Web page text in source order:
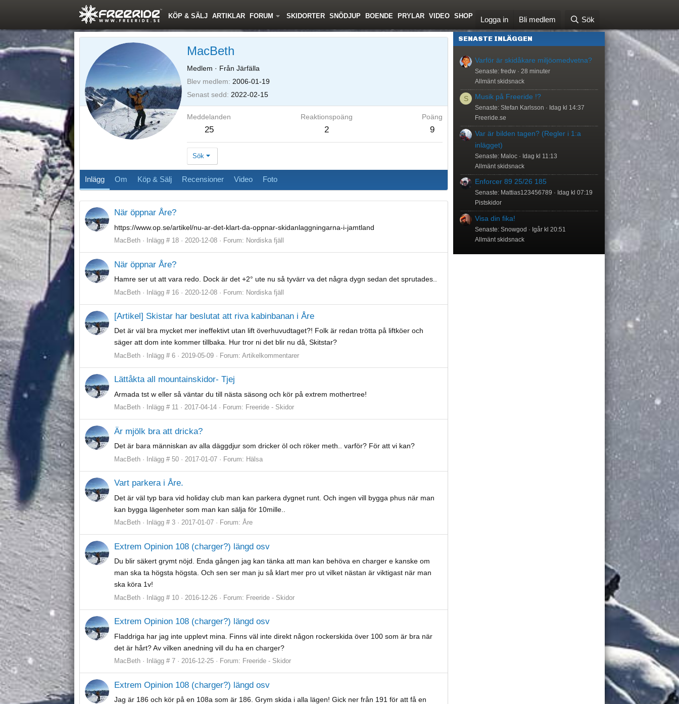
KÖP & SÄLJ ARTIKLAR FORUM SKIDORTER SNÖDJUP BOENDE PRYLAR VIDEO SHOP Logga in Bli medlem Sök
MacBeth
Medlem · Från Järfälla
Blev medlem
2006-01-19
Senast sedd
2022-02-15
Meddelanden
25
Reaktionspoäng
2
Poäng
9
Sök
Inlägg Om Köp & Sälj Recensioner Video Foto
När öppnar Åre?
https://www.op.se/artikel/nu-ar-det-klart-da-oppnar-skidanlaggningarna-i-jamtland
MacBeth Inlägg # 18 2020-12-08 Forum: Nordiska fjäll
När öppnar Åre?
Hamre ser ut att vara redo. Dock är det +2° ute nu så tyvärr va det några dygn sedan det sprutades..
MacBeth Inlägg # 16 2020-12-08 Forum: Nordiska fjäll
[Artikel] Skistar har beslutat att riva kabinbanan i Åre
Det är väl bra mycket mer ineffektivt utan lift överhuvudtaget?! Folk är redan trötta på liftköer och
säger att dom inte kommer tillbaka. Hur tror ni det blir nu då, Skitstar?
MacBeth Inlägg # 6 2019-05-09 Forum: Artikelkommentarer
Lättåkta all mountainskidor- Tjej
Armada tst w eller så väntar du till nästa säsong och kör på extrem mothertree!
MacBeth Inlägg # 11 2017-04-14 Forum: Freeride - Skidor
Är mjölk bra att dricka?
Det är bara människan av alla däggdjur som dricker öl och röker meth.. varför? För att vi kan?
MacBeth Inlägg # 50 2017-01-07 Forum: Hälsa
Vart parkera i Åre.
Det är väl typ bara vid holiday club man kan parkera dygnet runt. Och ingen vill bygga phus när man
kan bygga lägenheter som man kan sälja för 10mille..
MacBeth Inlägg # 3 2017-01-07 Forum: Åre
Extrem Opinion 108 (charger?) längd osv
Du blir säkert grymt nöjd. Enda gången jag kan tänka att man kan behöva en charger e kanske om
man ska ta högsta högsta. Och sen ser man ju så klart mer pro ut vilket nästan är viktigast när man
ska köra 1v!
MacBeth Inlägg # 10 2016-12-26 Forum: Freeride - Skidor
Extrem Opinion 108 (charger?) längd osv
Fladdriga har jag inte upplevt mina. Finns väl inte direkt någon rockerskida över 100 som är bra när
det är hårt? Av vilken anedning vill du ha en charger?
MacBeth Inlägg # 7 2016-12-25 Forum: Freeride - Skidor
Extrem Opinion 108 (charger?) längd osv
Jag är 186 och kör på en 108a som är 186. Grym skida i alla lägen! Gick ner från 191 för att få en
SENASTE INLÄGGEN
Varför är skidåkare miljöomedvetna?
Senaste: fredw
28 minuter
Allmänt skidsnack
S Musik på Freeride !?
Senaste: Stefan Karlsson
Idag kl 14:37
Freeride.se
Var är bilden tagen? (Regler i 1:a
inlägget)
Senaste: Maloc
Idag kl 11:13
Allmänt skidsnack
Enforcer 89 25/26 185
Senaste: Mattias123456789
Idag kl 07:19
Pistskidor
Visa din fika!
Senaste: Snowgod
Igår kl 20:51
Allmänt skidsnack